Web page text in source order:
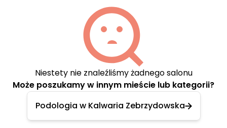
Niestety nie znaleźliśmy żadnego salonu
Może poszukamy w innym mieście lub kategorii?
Podologia w Kalwaria Zebrzydowska